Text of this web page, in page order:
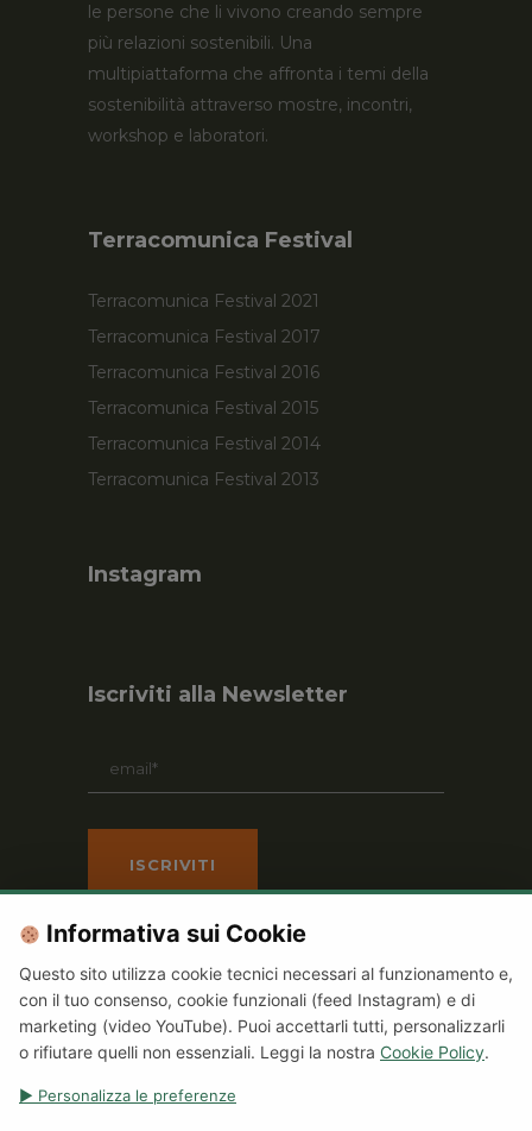
Informativa sui Cookie
Questo sito utilizza cookie tecnici necessari al funzionamento e,
con il tuo consenso, cookie funzionali (feed Instagram) e di
marketing (video YouTube). Puoi accettarli tutti, personalizzarli
o rifiutare quelli non essenziali. Leggi la nostra Cookie Policy.
▶ Personalizza le preferenze
le persone che li vivono creando sempre
più relazioni sostenibili. Una
multipiattaforma che affronta i temi della
sostenibilità attraverso mostre, incontri,
workshop e laboratori.
Terracomunica Festival
Terracomunica Festival 2021
Terracomunica Festival 2017
Terracomunica Festival 2016
Terracomunica Festival 2015
Terracomunica Festival 2014
Terracomunica Festival 2013
Instagram
Iscriviti alla Newsletter
© Copyright 2021 Terracomunica Aps
C.F. 92007890541